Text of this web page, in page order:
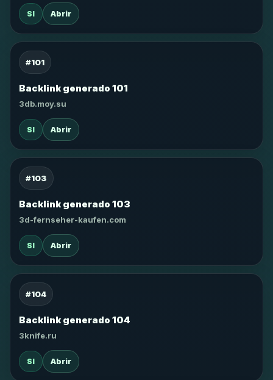
SI Abrir
#101
Backlink generado 101
3db.moy.su
SI Abrir
#103
Backlink generado 103
3d-fernseher-kaufen.com
SI Abrir
#104
Backlink generado 104
3knife.ru
SI Abrir